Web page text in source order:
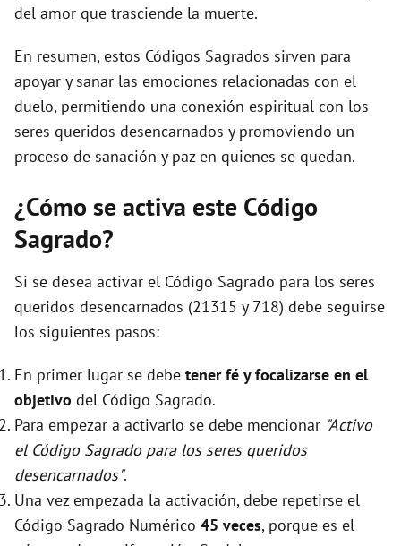
del amor que trasciende la muerte.
En resumen, estos Códigos Sagrados sirven para
apoyar y sanar las emociones relacionadas con el
duelo, permitiendo una conexión espiritual con los
seres queridos desencarnados y promoviendo un
proceso de sanación y paz en quienes se quedan.
¿Cómo se activa este Código
Sagrado?
Si se desea activar el Código Sagrado para los seres
queridos desencarnados (21315 y 718) debe seguirse
los siguientes pasos:
En primer lugar se debe tener fé y focalizarse en el
objetivo del Código Sagrado.
Para empezar a activarlo se debe mencionar "Activo
el Código Sagrado para los seres queridos
desencarnados".
Una vez empezada la activación, debe repetirse el
Código Sagrado Numérico 45 veces, porque es el